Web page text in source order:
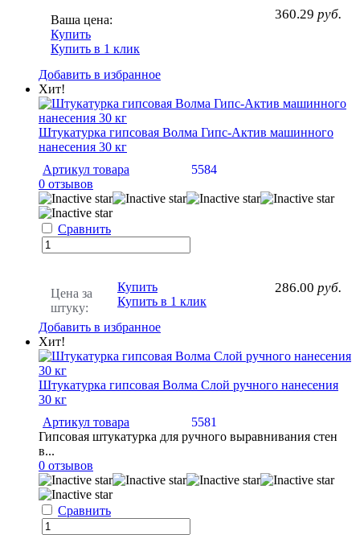
Ваша цена: 360.29 руб.
Купить
Купить в 1 клик
Добавить в избранное
Хит!
Штукатурка гипсовая Волма Гипс-Актив машинного
нанесения 30 кг
Артикул товара
5584
0 отзывов
Сравнить
Цена за
штуку:
286.00 руб.
Купить
Купить в 1 клик
Добавить в избранное
Хит!
Штукатурка гипсовая Волма Слой ручного нанесения
30 кг
Артикул товара
5581
Гипсовая штукатурка для ручного выравнивания стен
в...
0 отзывов
Сравнить